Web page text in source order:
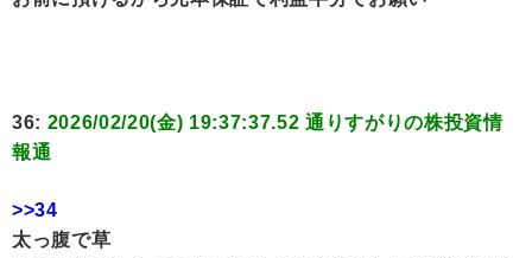
36: 2026/02/20(金) 19:37:37.52 通りすがりの株投資情
報通
>>34
太っ腹で草